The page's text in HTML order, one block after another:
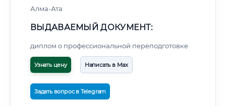
Алма-Ата
ВЫДАВАЕМЫЙ ДОКУМЕНТ:
диплом о профессиональной переподготовке
Узнать цену Написать в Max
Задать вопрос в Telegram